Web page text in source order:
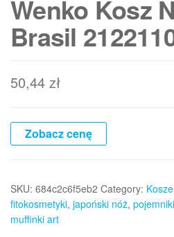
Wenko Kosz
Brasil
50,44 zł
Zobacz cenę
SKU: 684c2c6f5eb2 Category:
fitokosmetyki, japoński nóż,
muffinki art